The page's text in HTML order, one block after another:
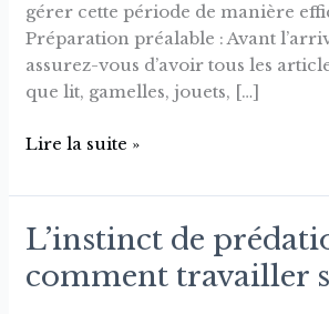
gérer cette période de manière
Préparation préalable : Avant
assurez-vous d’avoir tous les
que lit, gamelles, jouets, […]
Lire la suite »
L’instinct de
comment travailler
L’instinct
prédation…